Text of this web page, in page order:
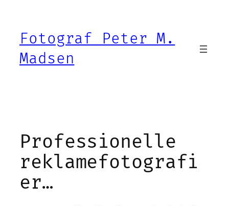
indholdFotograf Peter M.
Madsen
Professionelle
reklamefotografi
er…